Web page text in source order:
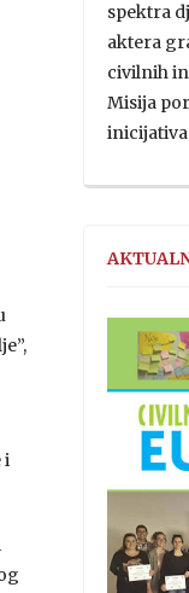
i
spektra
aktera
civilnih
Misija